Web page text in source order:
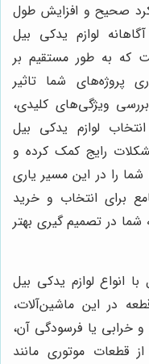
صحیح و افزایش طول
لوازم یدکی بیل
که به طور مستقیم بر
پروژه‌های شما تاثیر
ویژگی‌های کلیدی،
لوازم یدکی بیل
رایج کمک کرده و
شما را در این مسیر یاری
برای انتخاب و خرید
در تصمیم گیری بهتر
انواع لوازم یدکی بیل
در این ماشین‌آلات،
خرابی یا فرسودگی آن،
قطعات موتوری مانند